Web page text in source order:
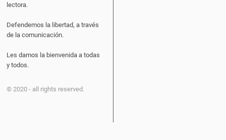
lectora.
Defendemos la libertad, a través
de la comunicación.
Les damos la bienvenida a todas
y todos.
© 2020 - all rights reserved.